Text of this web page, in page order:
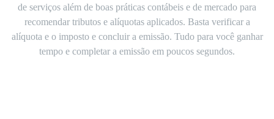
de serviços além de boas práticas contábeis e de mercado para
recomendar tributos e alíquotas aplicados. Basta verificar a
alíquota e o imposto e concluir a emissão. Tudo para você ganhar
tempo e completar a emissão em poucos segundos.